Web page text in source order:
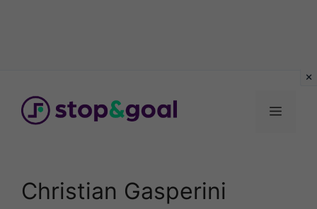
contenuto
Menu
Christian Gasperini